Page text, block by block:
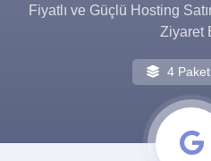
Fiyatlı ve Güçlü Hosting
Ziyaret
4